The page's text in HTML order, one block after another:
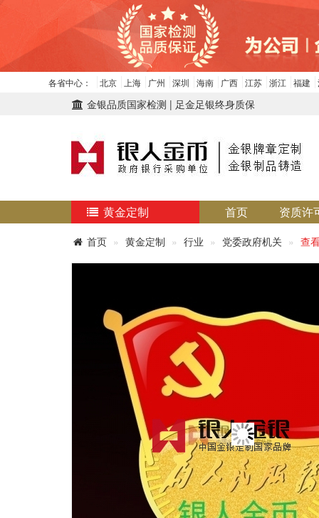
各省中心： 北京 上海 广州 深圳 海南 广西 江苏 浙江 福建
金银品质国家检测 | 足金足银终身质保
黄金定制 首页 资质许
首页 黄金定制 行业 党委政府机关 查